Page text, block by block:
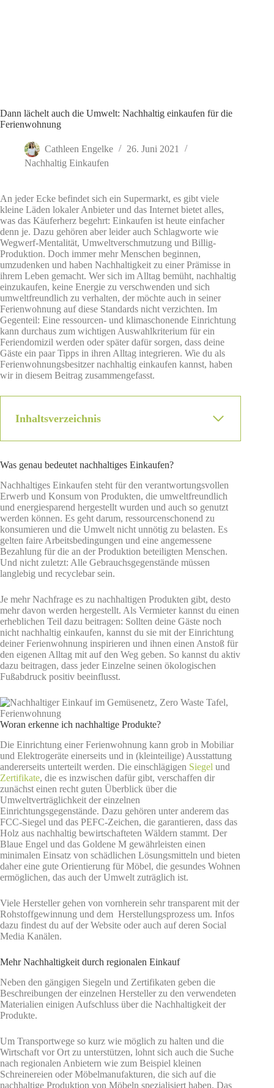
Dann lächelt auch die Umwelt: Nachhaltig einkaufen für die
Ferienwohnung
Cathleen Engelke
26. Juni 2021
Nachhaltig Einkaufen
An jeder Ecke befindet sich ein Supermarkt, es gibt viele
kleine Läden lokaler Anbieter und das Internet bietet alles,
was das Käuferherz begehrt: Einkaufen ist heute einfacher
denn je. Dazu gehören aber leider auch Schlagworte wie
Wegwerf-Mentalität, Umweltverschmutzung und Billig-
Produktion. Doch immer mehr Menschen beginnen,
umzudenken und haben Nachhaltigkeit zu einer Prämisse in
ihrem Leben gemacht. Wer sich im Alltag bemüht, nachhaltig
einzukaufen, keine Energie zu verschwenden und sich
umweltfreundlich zu verhalten, der möchte auch in seiner
Ferienwohnung auf diese Standards nicht verzichten. Im
Gegenteil: Eine ressourcen- und klimaschonende Einrichtung
kann durchaus zum wichtigen Auswahlkriterium für ein
Feriendomizil werden oder später dafür sorgen, dass deine
Gäste ein paar Tipps in ihren Alltag integrieren. Wie du als
Ferienwohnungsbesitzer nachhaltig einkaufen kannst, haben
wir in diesem Beitrag zusammengefasst.
Inhaltsverzeichnis
Was genau bedeutet nachhaltiges Einkaufen?
Nachhaltiges Einkaufen steht für den verantwortungsvollen
Erwerb und Konsum von Produkten, die umweltfreundlich
und energiesparend hergestellt wurden und auch so genutzt
werden können. Es geht darum, ressourcenschonend zu
konsumieren und die Umwelt nicht unnötig zu belasten. Es
gelten faire Arbeitsbedingungen und eine angemessene
Bezahlung für die an der Produktion beteiligten Menschen.
Und nicht zuletzt: Alle Gebrauchsgegenstände müssen
langlebig und recyclebar sein.
Je mehr Nachfrage es zu nachhaltigen Produkten gibt, desto
mehr davon werden hergestellt. Als Vermieter kannst du einen
erheblichen Teil dazu beitragen: Sollten deine Gäste noch
nicht nachhaltig einkaufen, kannst du sie mit der Einrichtung
deiner Ferienwohnung inspirieren und ihnen einen Anstoß für
den eigenen Alltag mit auf den Weg geben. So kannst du aktiv
dazu beitragen, dass jeder Einzelne seinen ökologischen
Fußabdruck positiv beeinflusst.
Woran erkenne ich nachhaltige Produkte?
Die Einrichtung einer Ferienwohnung kann grob in Mobiliar
und Elektrogeräte einerseits und in (kleinteilige) Ausstattung
andererseits unterteilt werden. Die einschlägigen Siegel und
Zertifikate, die es inzwischen dafür gibt, verschaffen dir
zunächst einen recht guten Überblick über die
Umweltverträglichkeit der einzelnen
Einrichtungsgegenstände. Dazu gehören unter anderem das
FCC-Siegel und das PEFC-Zeichen, die garantieren, dass das
Holz aus nachhaltig bewirtschafteten Wäldern stammt. Der
Blaue Engel und das Goldene M gewährleisten einen
minimalen Einsatz von schädlichen Lösungsmitteln und bieten
daher eine gute Orientierung für Möbel, die gesundes Wohnen
ermöglichen, das auch der Umwelt zuträglich ist.
Viele Hersteller gehen von vornherein sehr transparent mit der
Rohstoffgewinnung und dem Herstellungsprozess um. Infos
dazu findest du auf der Website oder auch auf deren Social
Media Kanälen.
Mehr Nachhaltigkeit durch regionalen Einkauf
Neben den gängigen Siegeln und Zertifikaten geben die
Beschreibungen der einzelnen Hersteller zu den verwendeten
Materialien einigen Aufschluss über die Nachhaltigkeit der
Produkte.
Um Transportwege so kurz wie möglich zu halten und die
Wirtschaft vor Ort zu unterstützen, lohnt sich auch die Suche
nach regionalen Anbietern wie zum Beispiel kleinen
Schreinereien oder Möbelmanufakturen, die sich auf die
nachhaltige Produktion von Möbeln spezialisiert haben. Das